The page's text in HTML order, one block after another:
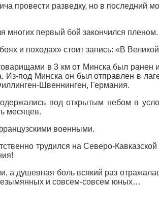
провести разведку, но в последний
многих первый бой закончился пленом.
и походах» стоит запись: «В
в 3 км от Минска был
под Минска он был отправлен в
Швеннинген, Германия.
под открытым небом в
месяцев.
военными.
трудился на Северо-
душевная боль всякий раз
безымянных и совсем-совсем юных…